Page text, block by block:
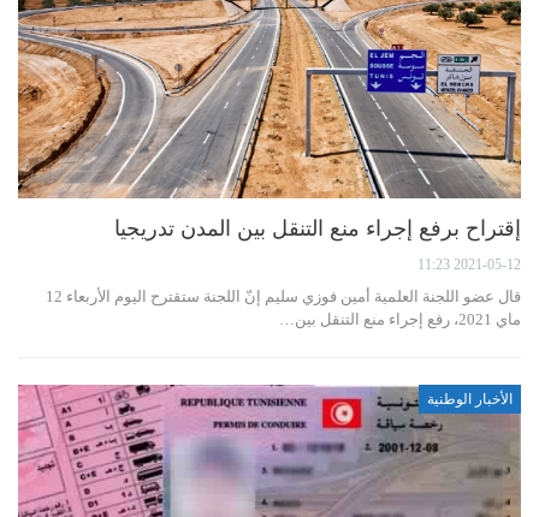
إقتراح برفع إجراء منع التنقل بين المدن تدريجيا
2021-05-12 11:23
قال عضو اللجنة العلمية أمين فوزي سليم إنّ اللجنة ستقترح اليوم الأربعاء 12
ماي 2021، رفع إجراء منع التنقل بين…
الأخبار الوطنية